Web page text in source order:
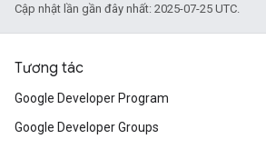
Cập nhật lần gần đây nhất: 2025-07-25 UTC.
Tương tác
Google Developer Program
Google Developer Groups